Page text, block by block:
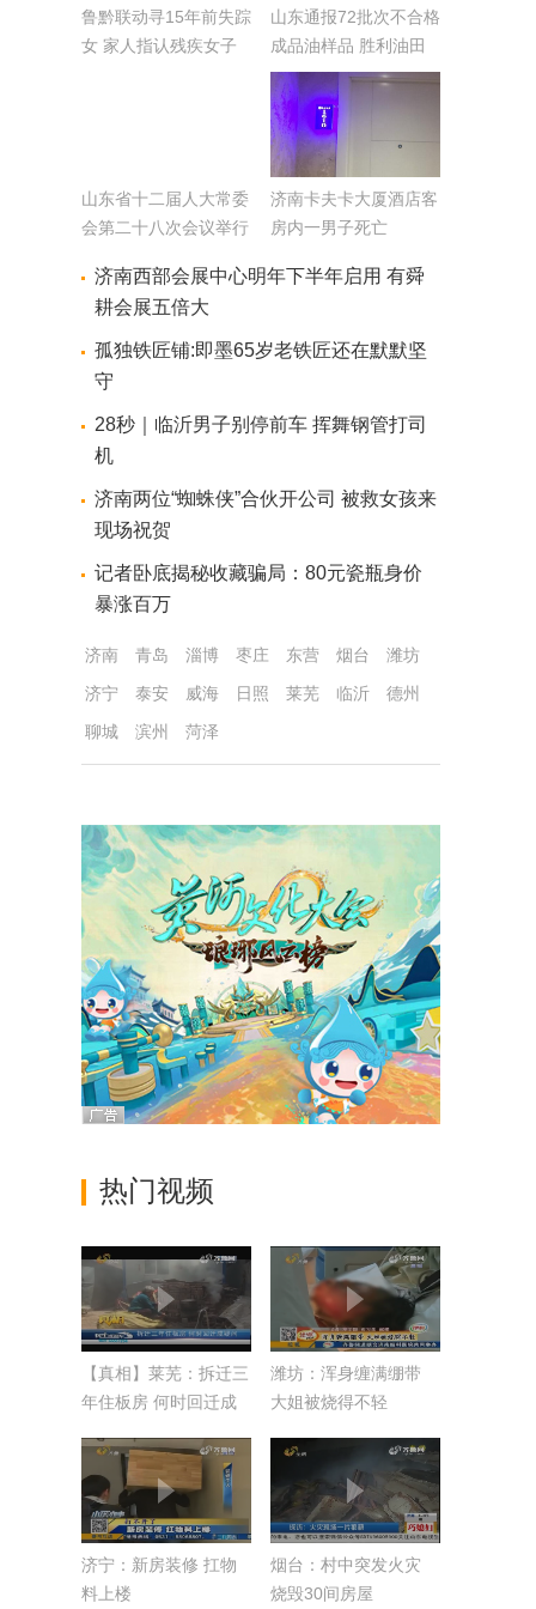
鲁黔联动寻15年前失踪
女 家人指认残疾女子
​山东通报72批次不合格
成品油样品 胜利油田
中海石油上榜
山东省十二届人大常委
会第二十八次会议举行
济南卡夫卡大厦酒店客
房内一男子死亡
济南西部会展中心明年下半年启用 有舜
耕会展五倍大
孤独铁匠铺:即墨65岁老铁匠还在默默坚
守
28秒｜临沂男子别停前车 挥舞钢管打司
机
济南两位“蜘蛛侠”合伙开公司 被救女孩来
现场祝贺
记者卧底揭秘收藏骗局：80元瓷瓶身价
暴涨百万
济南 青岛 淄博 枣庄 东营 烟台
潍坊
济宁
泰安 威海 日照 莱芜 临沂
德州
聊城
滨州 菏泽
热门视频
【真相】莱芜：拆迁三
年住板房 何时回迁成
潍坊：浑身缠满绷带
大姐被烧得不轻
济宁：新房装修 扛物
料上楼
烟台：村中突发火灾
烧毁30间房屋